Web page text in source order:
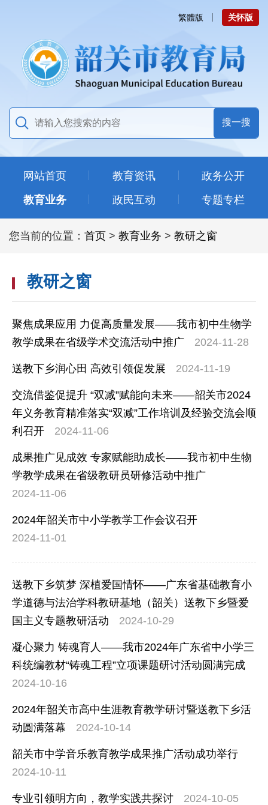
繁體版 关怀版
网站首页 教育资讯
政务公开
教育业务
政民互动 专题专栏
您当前的位置： 首页 > 教育业务 > 教研之窗
教研之窗
聚焦成果应用 力促高质量发展——我市初中生物学
教学成果在省级学术交流活动中推广
2024-11-28
送教下乡润心田 高效引领促发展 2024-11-19
交流借鉴促提升 “双减”赋能向未来——韶关市2024
年义务教育精准落实“双减”工作培训及经验交流会顺
利召开
2024-11-06
成果推广见成效 专家赋能助成长——我市初中生物
学教学成果在省级教研员研修活动中推广
2024-11-06
2024年韶关市中小学教学工作会议召开
2024-11-01
送教下乡筑梦 深植爱国情怀——广东省基础教育小
学道德与法治学科教研基地（韶关）送教下乡暨爱
国主义专题教研活动
2024-10-29
凝心聚力 铸魂育人——我市2024年广东省中小学三
科统编教材“铸魂工程”立项课题研讨活动圆满完成
2024-10-16
2024年韶关市高中生涯教育教学研讨暨送教下乡活
动圆满落幕
2024-10-14
韶关市中学音乐教育教学成果推广活动成功举行
2024-10-11
专业引领明方向，教学实践共探讨 2024-10-05